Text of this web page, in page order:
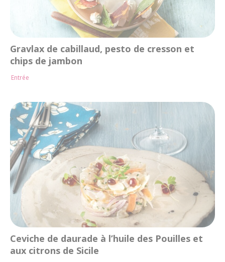
Gravlax de cabillaud, pesto de cresson et
chips de jambon
Entrée
Ceviche de daurade à l’huile des Pouilles et
aux citrons de Sicile